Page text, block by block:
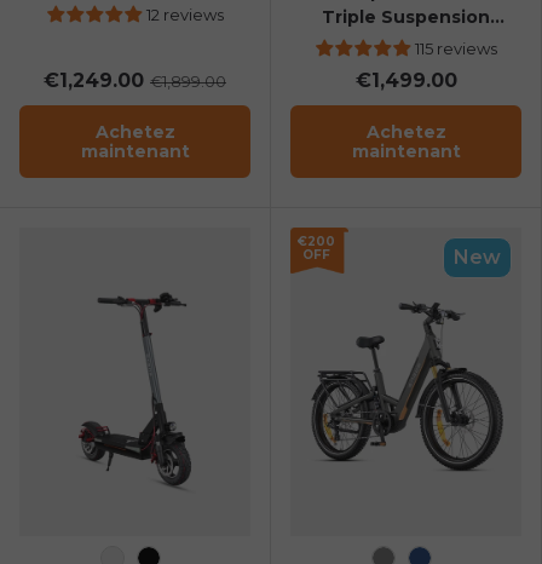
Thru Cargo Ebike
12 reviews
€1,249.00 €1,899.00
Achetez
maintenant
Triple Suspension
Foldable E-bike
115 reviews
€1,499.00
Achetez
maintenant
New
€200
OFF